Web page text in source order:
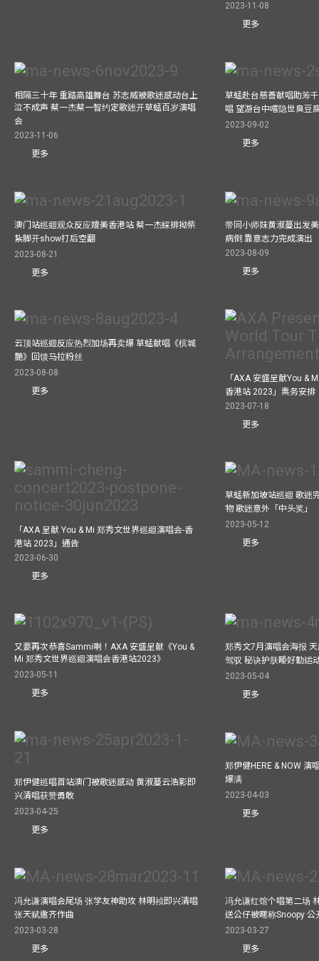
2023-11-08
更多
相隔三十年 重踏高雄舞台 苏志威被歌迷感动台上
泣不成声 蔡一杰蔡一智约定歌迷开草蜢百岁演唱
会
2023-11-06
更多
草蜢赴台慈善献唱助筹
唱 望游台中嚐隐世臭豆
2023-09-02
更多
澳门站巡迴观众反应媲美香港站 蔡一杰綵排拗柴
紥脚开show打后空翻
2023-08-21
更多
带同小师妹黄淑蔓出发
病倒 靠意志力完成演出
2023-08-09
更多
云顶站巡迴反应热烈加场再卖爆 草蜢献唱《槟城
艷》回馈马拉粉丝
2023-08-08
更多
「AXA 安盛呈献You &
香港站 2023」票务安排
2023-07-18
更多
「AXA 呈献 You & Mi 郑秀文世界巡迴演唱会-香
港站 2023」通告
2023-06-30
更多
草蜢新加坡站巡迴 歌迷
物 歌迷意外「中头奖」
2023-05-12
更多
又要再次恭喜Sammi喇！AXA 安盛呈献《You &
Mi 郑秀文世界巡迴演唱会香港站2023》
2023-05-11
更多
郑秀文7月演唱会海报
驾驭 秘诀护肤睡好勤运
2023-05-04
更多
郑伊健巡唱首站澳门被歌迷感动 黄淑蔓云浩影即
兴清唱获赞勇敢
2023-04-25
更多
郑伊健HERE & NOW 演
爆满
2023-04-03
更多
冯允谦演唱会尾场 张学友神助攻 林明祯即兴清唱
张天赋邀齐作曲
2023-03-28
更多
冯允谦红馆个唱第二场
送公仔被暱称Snoopy 公
2023-03-27
更多